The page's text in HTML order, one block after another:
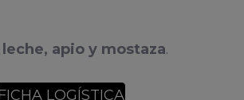
apio y mostaza.
LOGÍSTICA